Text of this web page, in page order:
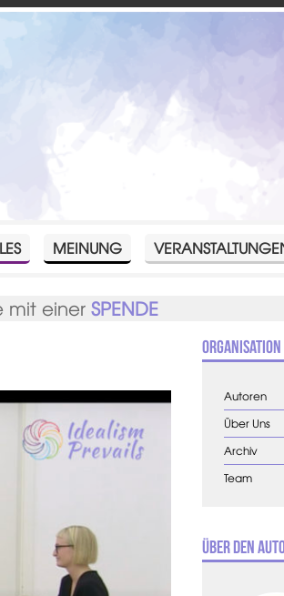
MEINUNG
mit einerSPENDE
Organisation
Autoren
Über Uns
Archiv
Team
Über den